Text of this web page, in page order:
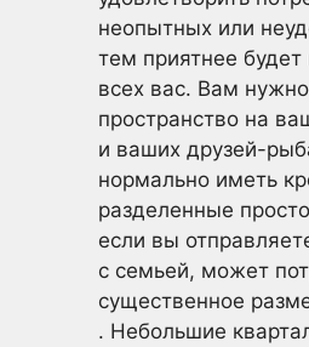
неопытных или
тем приятнее
всех вас. Вам
пространство на
и ваших друзей-
нормально иметь
разделенные
если вы
с семьей, может
существенное
. Небольшие